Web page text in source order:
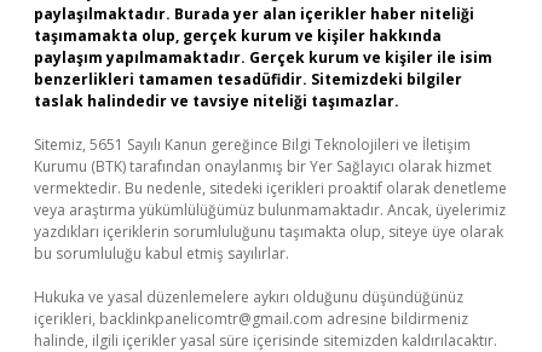
paylaşılmaktadır. Burada yer alan içerikler haber niteliği
taşımamakta olup, gerçek kurum ve kişiler hakkında
paylaşım yapılmamaktadır. Gerçek kurum ve kişiler ile isim
benzerlikleri tamamen tesadüfidir. Sitemizdeki bilgiler
taslak halindedir ve tavsiye niteliği taşımazlar.
Sitemiz, 5651 Sayılı Kanun gereğince Bilgi Teknolojileri ve İletişim
Kurumu (BTK) tarafından onaylanmış bir Yer Sağlayıcı olarak hizmet
vermektedir. Bu nedenle, sitedeki içerikleri proaktif olarak denetleme
veya araştırma yükümlülüğümüz bulunmamaktadır. Ancak, üyelerimiz
yazdıkları içeriklerin sorumluluğunu taşımakta olup, siteye üye olarak
bu sorumluluğu kabul etmiş sayılırlar.
Hukuka ve yasal düzenlemelere aykırı olduğunu düşündüğünüz
içerikleri, backlinkpanelicomtr@gmail.com adresine bildirmeniz
halinde, ilgili içerikler yasal süre içerisinde sitemizden kaldırılacaktır.